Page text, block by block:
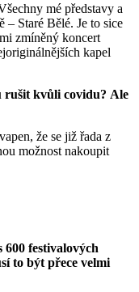
mé představy a
Staré Bělé. Je to sice
zmíněný koncert
kapel
rušit kvůli covidu? Ale
že se již řada z
možnost nakoupit
festivalových
to být přece velmi